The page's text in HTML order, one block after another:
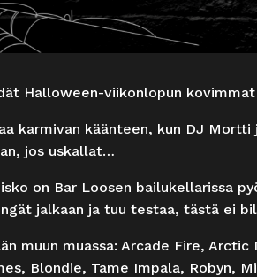
Halloween-viikonlopun
karmivan käänteen, kun DJ
jos uskallat…
on Bar Loosen bailukellarissa
jalkaan ja tuu testaa, tästä ei
muun muassa: Arcade Fire,
Blondie, Tame Impala, Robyn,